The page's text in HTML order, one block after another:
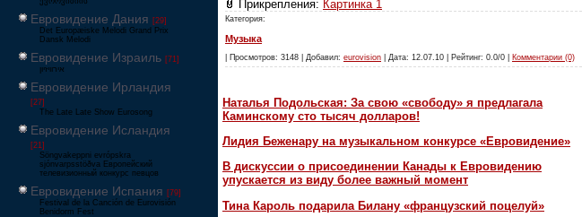
Евровидение Дания [29]
Det Europæiske Melodi Grand Prix
Dansk Melodi
Евровидение Израиль [71]
‏אירוויזיון
Евровидение Ирландия
[27]
The Late Late Show Eurosong
Евровидение Исландия
[21]
Söngvakeppni evrópskra
sjónvarpsstöðva Европейский
телевизионный конкурс певцов
Евровидение Испания [79]
Festival de la Canción de Eurovisión
Benidorm Fest
Прикрепления: Картинка 1
Категория:
Музыка
| Просмотров: 3148 | Добавил: eurovision | Дата: 12.07.10 | Рейтинг: 0.0/0 | Комментарии (0)
Наталья Подольская: За свою «свободу» я предлагала
Каминскому сто тысяч долларов!
Лидия Беженару на музыкальном конкурсе «Евровидение»
В дискуссии о присоединении Канады к Евровидению
упускается из виду более важный момент
Тина Кароль подарила Билану «французский поцелуй»